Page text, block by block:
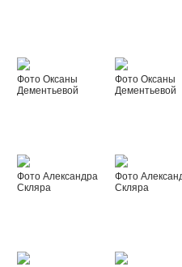
Фото Оксаны
Дементьевой
Фото Оксаны
Дементьевой
Фото Александра
Скляра
Фото
Скляра